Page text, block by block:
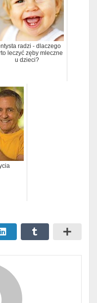
radzi - dlaczego
leczyć zęby mleczne
u dzieci?